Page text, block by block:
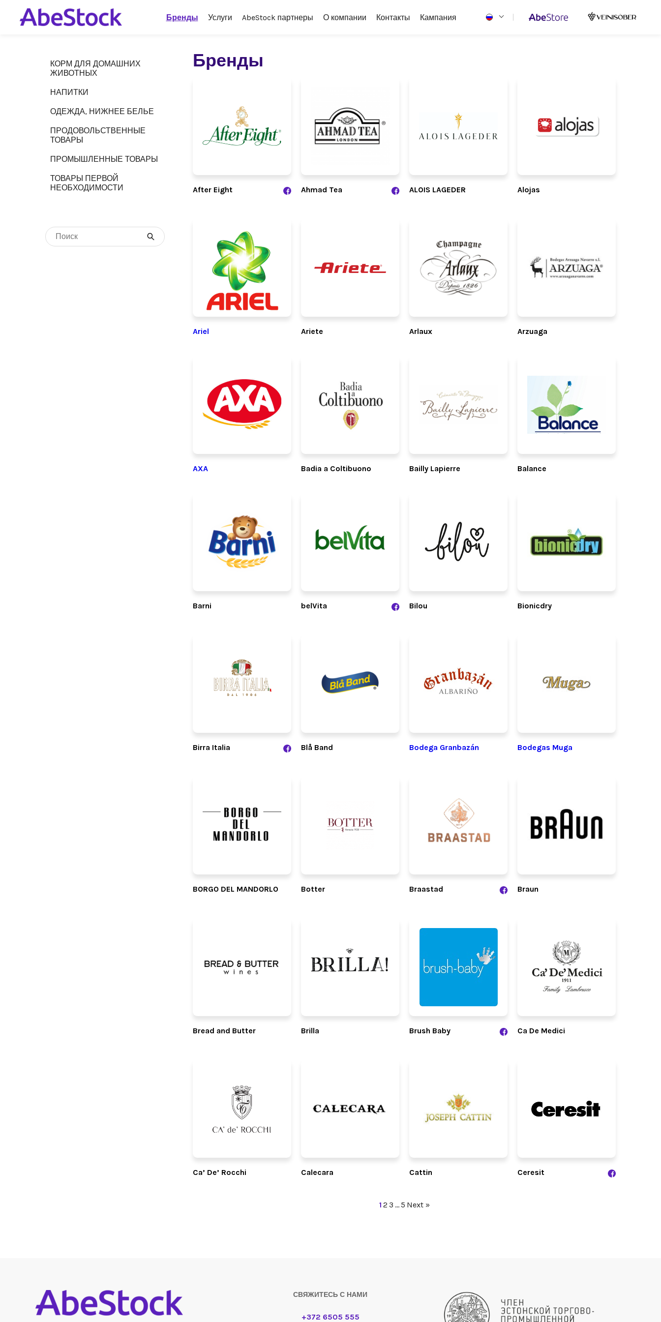
Бренды Услуги AbeStock партнеры О компании Контакты Кампания
КОРМ ДЛЯ ДОМАШНИХ
ЖИВОТНЫХ
НАПИТКИ
ОДЕЖДА, НИЖНЕЕ БЕЛЬЕ
ПРОДОВОЛЬСТВЕННЫЕ
ТОВАРЫ
ПРОМЫШЛЕННЫЕ ТОВАРЫ
ТОВАРЫ ПЕРВОЙ
НЕОБХОДИМОСТИ
Бренды
After Eight Ahmad Tea ALOIS LAGEDER Alojas
Ariel Ariete Arlaux Arzuaga
AXA Badia a Coltibuono Bailly Lapierre Balance
Barni belVita Bilou Bionicdry
Birra Italia Blå Band Bodega Granbazán Bodegas Muga
BORGO DEL MANDORLO Botter Braastad Braun
Bread and Butter Brilla Brush Baby Ca De Medici
Ca’ De’ Rocchi Calecara Cattin Ceresit
1 2 3 …5 Next »
СВЯЖИТЕСЬ С НАМИ
+372 6505 555